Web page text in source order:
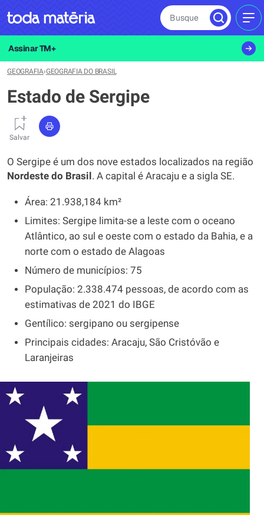
Busque
Assinar TM+
GEOGRAFIA›GEOGRAFIA DO BRASIL
Estado de Sergipe
Salvar
O Sergipe é um dos nove estados localizados na região
Nordeste do Brasil. A capital é Aracaju e a sigla SE.
Área: 21.938,184 km²
Limites: Sergipe limita-se a leste com o oceano
Atlântico, ao sul e oeste com o estado da Bahia, e a
norte com o estado de Alagoas
Número de municípios: 75
População: 2.338.474 pessoas, de acordo com as
estimativas de 2021 do IBGE
Gentílico: sergipano ou sergipense
Principais cidades: Aracaju, São Cristóvão e
Laranjeiras